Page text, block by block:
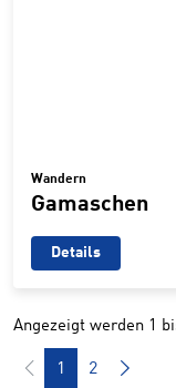
Wandern
Gamaschen
Details
Angezeigt werden 1
1 2